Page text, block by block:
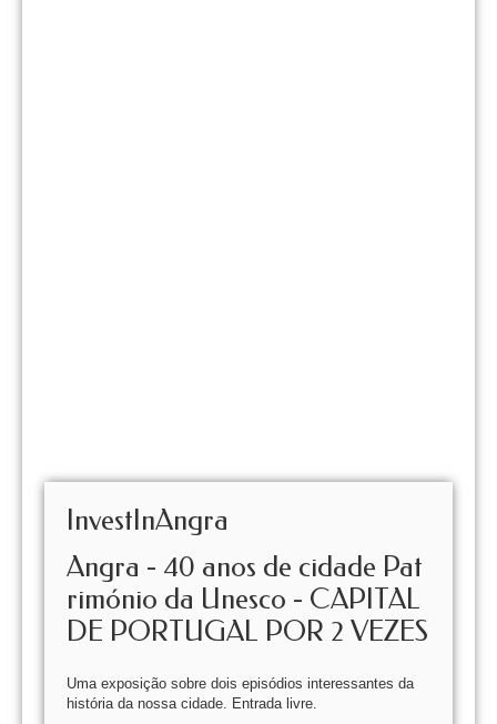
InvestInAngra
Angra - 40 anos de cidade Pat
rimónio da Unesco - CAPITAL
DE PORTUGAL POR 2 VEZES
Uma exposição sobre dois episódios interessantes da
história da nossa cidade. Entrada livre.